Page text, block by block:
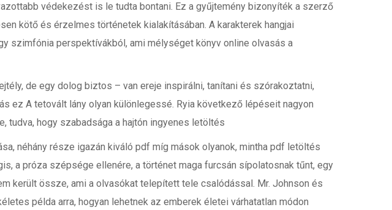
védekezést is le tudta bontani. Ez a gyűjtemény bizonyíték a szerző
kötő és érzelmes történetek kialakításában. A karakterek hangjai
szimfónia perspektívákból, ami mélységet könyv online olvasás a
de egy dolog biztos – van ereje inspirálni, tanítani és szórakoztatni,
ez A tetovált lány olyan különlegessé. Ryia következő lépéseit nagyon
tudva, hogy szabadsága a hajtón ingyenes letöltés
néhány része igazán kiváló pdf míg mások olyanok, mintha pdf letöltés
a próza szépsége ellenére, a történet maga furcsán sípolatosnak tűnt, egy
került össze, ami a olvasókat telepített tele csalódással. Mr. Johnson és
példa arra, hogyan lehetnek az emberek életei várhatatlan módon